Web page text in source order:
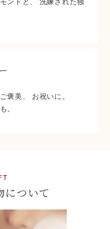
褒美、 お祝いに。
。
について